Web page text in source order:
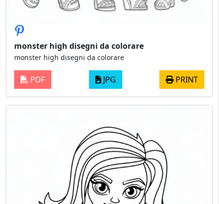
monster high disegni da colorare
monster high disegni da colorare
PDF JPG PRINT